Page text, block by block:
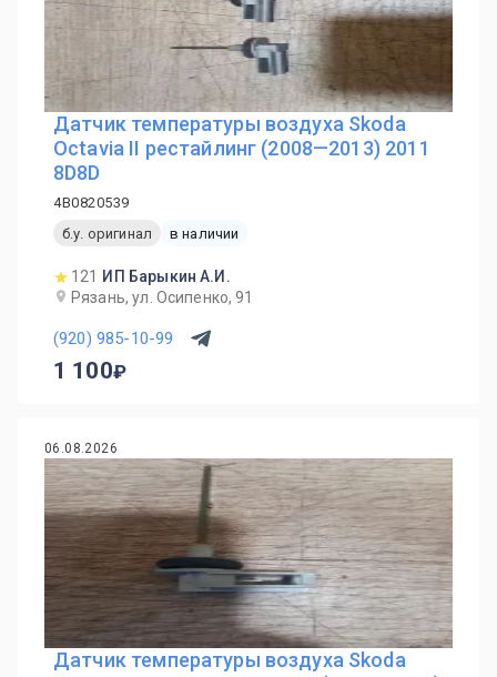
Датчик температуры воздуха Skoda
Octavia II рестайлинг (2008—2013) 2011
8D8D
4B0820539
б.у. оригинал
в наличии
121
ИП Барыкин А.И.
Рязань, ул. Осипенко, 91
(920) 985-10-99
1 100
06.08.2026
Датчик температуры воздуха Skoda